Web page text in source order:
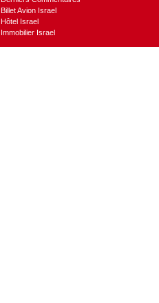
Billet Avion Israel
Hôtel Israel
Immobilier Israel